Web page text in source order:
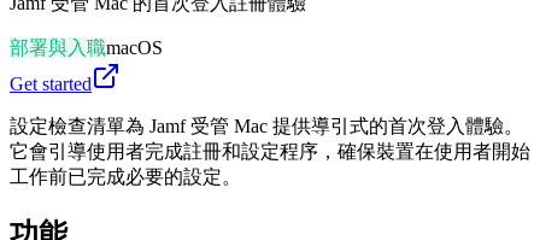
部署與入職macOS
Get started
設定檢查清單為 Jamf 受管 Mac 提供導引式的首次登入體驗。
它會引導使用者完成註冊和設定程序，確保裝置在使用者開始
工作前已完成必要的設定。
功能